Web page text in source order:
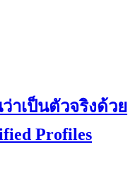
าเป็นตัวจริงด้วย
Profiles